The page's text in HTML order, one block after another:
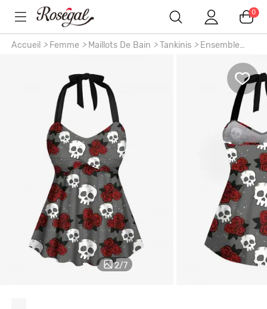
0
Accueil > Femme > Maillots De Bain > Tankinis >Ensemble
mort, rose, fleur, galaxie, hawaïen, torsadé, dos nu
2/7